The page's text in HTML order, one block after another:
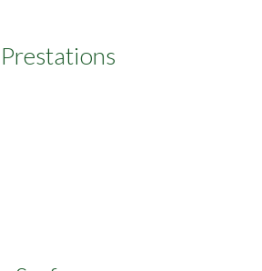
Prestations